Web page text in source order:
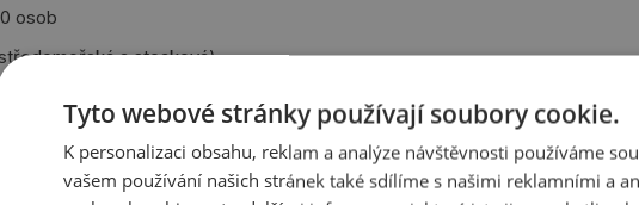
osob
a steaková)
poplatek)
Tyto webové stránky používají soubory cookie.
K personalizaci obsahu, reklam a analýze návštěvnosti používáme
vašem používání našich stránek také sdílíme s našimi reklamními a